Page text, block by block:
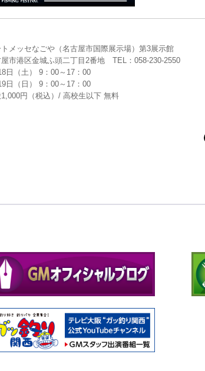
メッセなごや（名古屋市国際展示場）第3展示館
市港区金城ふ頭二丁目2番地 TEL：058-230-2550
日（土） 9：00～17：00
日（日） 9：00～17：00
円（税込）/ 高校生以下 無料